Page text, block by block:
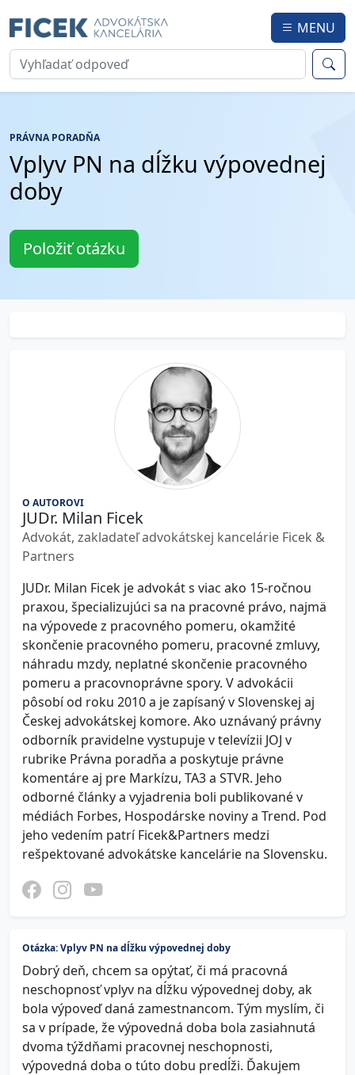
MENU
PRÁVNA PORADŇA
Vplyv PN na dĺžku výpovednej
doby
Položiť otázku
O AUTOROVI
JUDr. Milan Ficek
Advokát, zakladateľ advokátskej kancelárie Ficek &
Partners
JUDr. Milan Ficek je advokát s viac ako 15-ročnou
praxou, špecializujúci sa na pracovné právo, najmä
na výpovede z pracovného pomeru, okamžité
skončenie pracovného pomeru, pracovné zmluvy,
náhradu mzdy, neplatné skončenie pracovného
pomeru a pracovnoprávne spory. V advokácii
pôsobí od roku 2010 a je zapísaný v Slovenskej aj
Českej advokátskej komore. Ako uznávaný právny
odborník pravidelne vystupuje v televízii JOJ v
rubrike Právna poradňa a poskytuje právne
komentáre aj pre Markízu, TA3 a STVR. Jeho
odborné články a vyjadrenia boli publikované v
médiách Forbes, Hospodárske noviny a Trend. Pod
jeho vedením patrí Ficek&Partners medzi
rešpektované advokátske kancelárie na Slovensku.
Otázka: Vplyv PN na dĺžku výpovednej doby
Dobrý deň, chcem sa opýtať, či má pracovná
neschopnosť vplyv na dĺžku výpovednej doby, ak
bola výpoveď daná zamestnancom. Tým myslím, či
sa v prípade, že výpovedná doba bola zasiahnutá
dvoma týždňami pracovnej neschopnosti,
výpovedná doba o túto dobu predĺži. Ďakujem